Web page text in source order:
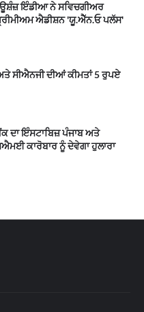
ਇੰਡੀਆ ਨੇ ਸਵਿਚਗੀਅਰ
ਐਡੀਸ਼ਨ 'ਯੂ.ਐੱਨ.ਓ ਪਲੱਸ'
ਸੀਐਨਜੀ ਦੀਆਂ ਕੀਮਤਾਂ 5 ਰੁਪਏ
ਇੰਸਟਾਬਿਜ਼ ਪੰਜਾਬ ਅਤੇ
ਕਾਰੋਬਾਰ ਨੂੰ ਦੇਵੇਗਾ ਹੁਲਾਰਾ